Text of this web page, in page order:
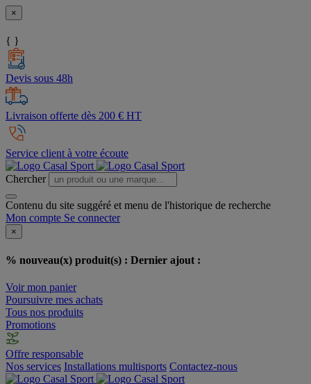
×
{ }
Devis sous 48h
Livraison offerte dès 200 € HT
Service client à votre écoute
Chercher
Contenu du site suggéré et menu de l'historique de recherche
Mon compte Se connecter
×
% nouveau(x) produit(s) : Dernier ajout :
Voir mon panier
Poursuivre mes achats
Tous nos produits
Promotions
Offre responsable
Nos services Installations multisports Contactez-nous